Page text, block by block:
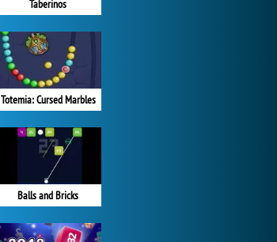
Taberinos
Totemia: Cursed Marbles
Balls and Bricks